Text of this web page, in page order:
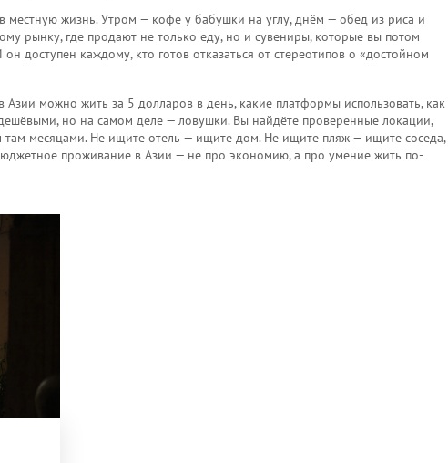
местную жизнь. Утром — кофе у бабушки на углу, днём — обед из риса и
рынку, где продают не только еду, но и сувениры, которые вы потом
доступен каждому, кто готов отказаться от стереотипов о «достойном
можно жить за 5 долларов в день, какие платформы использовать, как
но на самом деле — ловушки. Вы найдёте проверенные локации,
месяцами. Не ищите отель — ищите дом. Не ищите пляж — ищите соседа,
проживание в Азии — не про экономию, а про умение жить по-